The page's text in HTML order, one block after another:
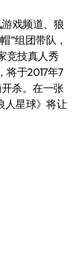
”组团带队，
竞技真人秀
将于2017年7
杀。在一张
人星球》将让